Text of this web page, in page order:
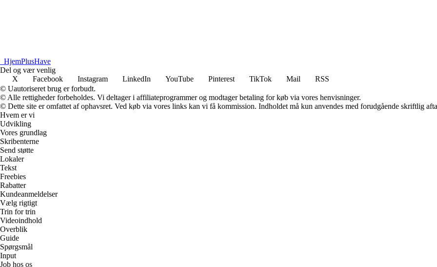
HjemPlusHave
Del og vær venlig
X
Facebook Instagram LinkedIn YouTube Pinterest TikTok Mail
RSS
© Uautoriseret brug er forbudt.
© Alle rettigheder forbeholdes. Vi deltager i affiliateprogrammer og modtager betaling for køb via vores henvisninger.
© Dette site er omfattet af ophavsret. Ved køb via vores links kan vi få kommission. Indholdet må kun anvendes med forudgående skriftlig
Hvem er vi
Udvikling
Vores grundlag
Skribenterne
Send støtte
Lokaler
Tekst
Freebies
Rabatter
Kundeanmeldelser
Vælg rigtigt
Trin for trin
Videoindhold
Overblik
Guide
Spørgsmål
Input
Job hos os